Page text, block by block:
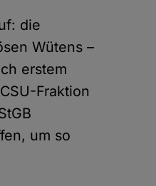
die
Wütens –
erstem
Fraktion
um so